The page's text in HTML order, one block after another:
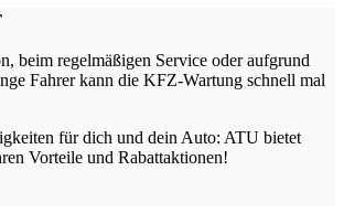
beim regelmäßigen Service oder aufgrund
Fahrer kann die KFZ-Wartung schnell mal
für dich und dein Auto: ATU bietet
Vorteile und Rabattaktionen!